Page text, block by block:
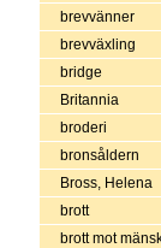
brevvänner
brevväxling
bridge
Britannia
broderi
bronsåldern
Bross, Helena
brott
brott mot